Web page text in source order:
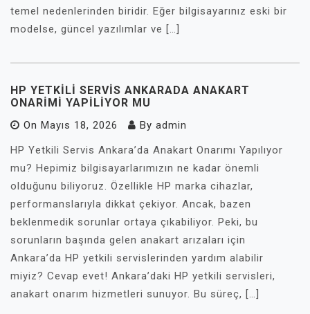
temel nedenlerinden biridir. Eğer bilgisayarınız eski bir
modelse, güncel yazılımlar ve […]
HP YETKILI SERVIS ANKARADA ANAKART
ONARIMI YAPILIYOR MU
On Mayıs 18, 2026 By admin
HP Yetkili Servis Ankara’da Anakart Onarımı Yapılıyor
mu? Hepimiz bilgisayarlarımızın ne kadar önemli
olduğunu biliyoruz. Özellikle HP marka cihazlar,
performanslarıyla dikkat çekiyor. Ancak, bazen
beklenmedik sorunlar ortaya çıkabiliyor. Peki, bu
sorunların başında gelen anakart arızaları için
Ankara’da HP yetkili servislerinden yardım alabilir
miyiz? Cevap evet! Ankara’daki HP yetkili servisleri,
anakart onarım hizmetleri sunuyor. Bu süreç, […]